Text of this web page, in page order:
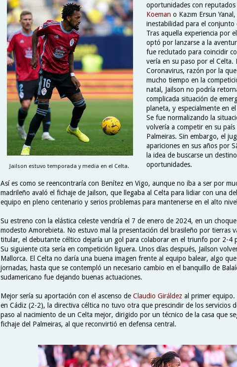
Jailson estuvo temporada y media en el Celta.
oportunidades con reputados
Koeman o Kazım Ersun
inestabilidad para el conjunto
Tras aquella experiencia por
optó por lanzarse a la
fue reclutado para coincidir
vería en su paso por el Celta.
Coronavirus, razón por la
mucho tiempo en la
natal, Jailson no podría
complicada situación de
planeta, y especialmente en
Se fue normalizando la
volvería a competir en su
Palmeiras. Sin embargo, el
apariciones en sus años por
la idea de buscarse un
oportunidades.
Así es como se reencontraría con Benítez en Vigo, aunque no iba a ser por
madrileño avaló el fichaje de Jailson, que llegaba al Celta para lidiar con una
equipo en pleno centenario y serios problemas para mantenerse en el alto
Su estreno con la elástica celeste vendría el 7 de enero de 2024, en un
modesto Amorebieta. No estuvo mal la presentación del brasileño por tierras
titular, el debutante céltico dejaría un gol para colaborar en el triunfo por 2-4
Su siguiente cita sería en competición liguera. Unos días después, Jailson
Mallorca. El Celta no daría una buena imagen frente al equipo balear, algo
jornadas, hasta que se contempló un necesario cambio en el banquillo de
sudamericano fue dejando buenas actuaciones.
Mejor sería su aportación con el ascenso de Claudio Giráldez al primer
en Cádiz (2-2), la directiva céltica no tuvo otra que prescindir de los servicios
paso al nacimiento de un Celta mejor, dirigido por un técnico de la casa que
fichaje del Palmeiras, al que reconvirtió en defensa central.